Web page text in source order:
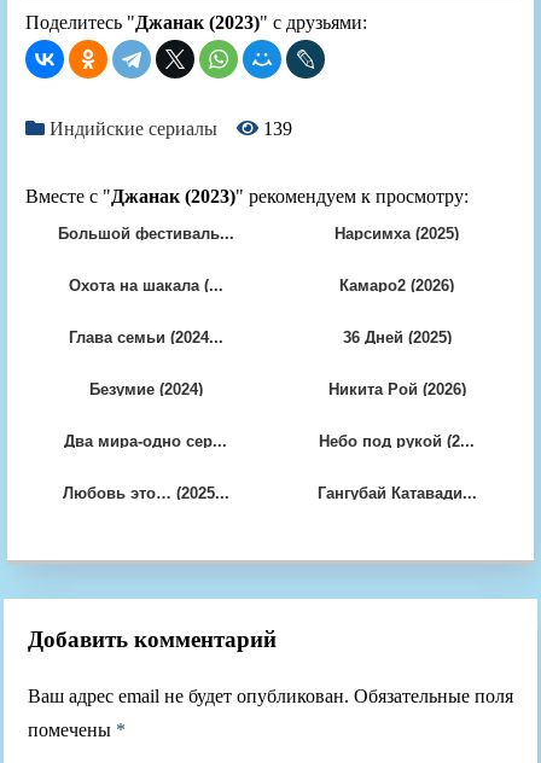
Поделитесь "Джанак (2023)" с друзьями:
Индийские сериалы 139
Вместе с "Джанак (2023)" рекомендуем к просмотру:
Большой фестиваль... Нарсимха (2025)
Охота на шакала (... Камаро2 (2026)
Глава семьи (2024... 36 Дней (2025)
Безумие (2024) Никита Рой (2026)
Два мира-одно сер... Небо под рукой (2...
Любовь это… (2025... Гангубай Катавади...
Добавить комментарий
Ваш адрес email не будет опубликован. Обязательные поля
помечены *